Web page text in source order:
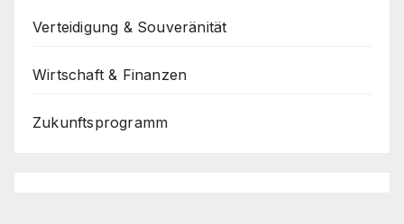
Verteidigung & Souveränität
Wirtschaft & Finanzen
Zukunftsprogramm